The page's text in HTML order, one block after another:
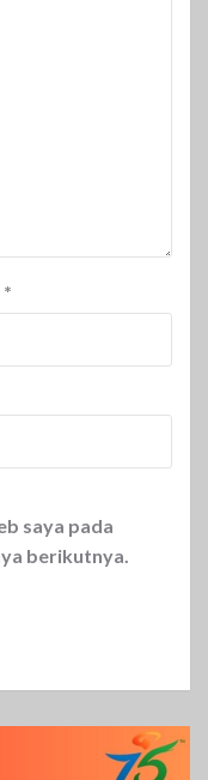
*
saya pada
berikutnya.